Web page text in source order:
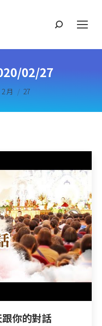
搜
02/27
2 月 27
你的對話